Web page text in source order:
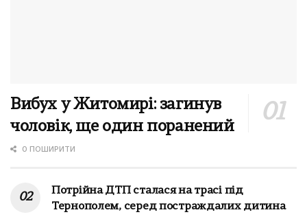
Вибух у Житомирі: загинув
чоловік, ще один поранений
0 ПОШИРИТИ
Потрійна ДТП сталася на трасі під
Тернополем, серед постраждалих дитина